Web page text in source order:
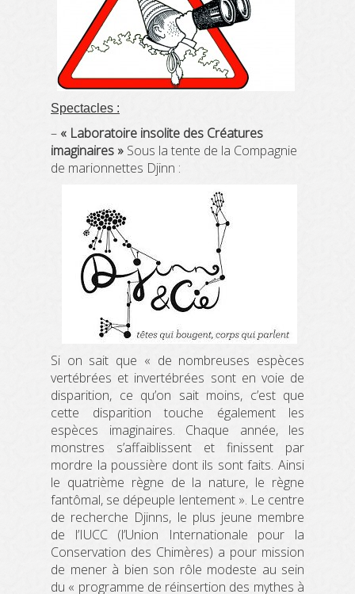
Spectacles :
– « Laboratoire insolite des Créatures
imaginaires » Sous la tente de la Compagnie
de marionnettes Djinn :
Si on sait que « de nombreuses espèces
vertébrées et invertébrées sont en voie de
disparition, ce qu’on sait moins, c’est que
cette disparition touche également les
espèces imaginaires. Chaque année, les
monstres s’affaiblissent et finissent par
mordre la poussière dont ils sont faits. Ainsi
le quatrième règne de la nature, le règne
fantômal, se dépeuple lentement ». Le centre
de recherche Djinns, le plus jeune membre
de l’IUCC (l’Union Internationale pour la
Conservation des Chimères) a pour mission
de mener à bien son rôle modeste au sein
du « programme de réinsertion des mythes à